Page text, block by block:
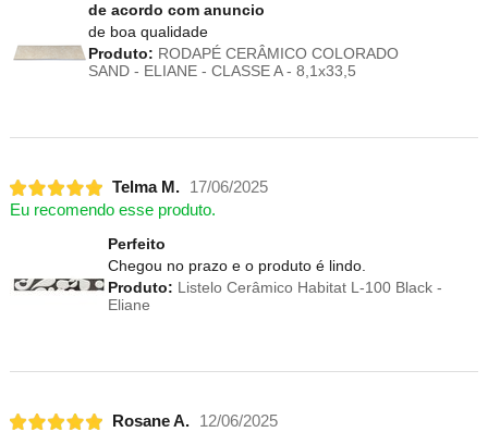
de acordo com anuncio
de boa qualidade
Produto: RODAPÉ CERÂMICO COLORADO
SAND - ELIANE - CLASSE A - 8,1x33,5
Telma M.
17/06/2025
Eu recomendo esse produto.
Perfeito
Chegou no prazo e o produto é lindo.
Produto: Listelo Cerâmico Habitat L-100 Black -
Eliane
Rosane A.
12/06/2025